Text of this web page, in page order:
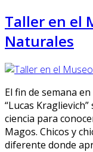
Taller en el
Naturales
El fin de semana
“Lucas
ciencia para
Magos. Chicos y
diferente donde